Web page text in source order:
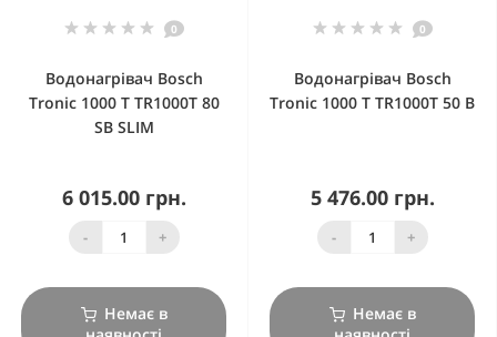
0
Водонагрівач Bosch
Tronic 1000 T TR1000T 80
SB SLIM
6 015.00 грн.
- +
Немає в
0
Водонагрівач Bosch
Tronic 1000 T TR1000T 50 B
5 476.00 грн.
- +
Немає в